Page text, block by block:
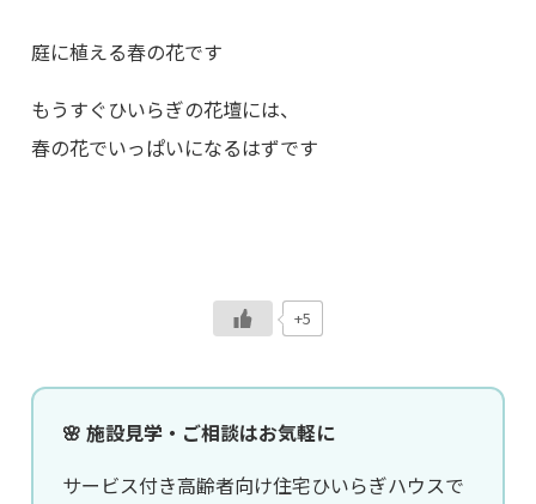
庭に植える春の花です
もうすぐひいらぎの花壇には、
春の花でいっぱいになるはずです
+5
🌸 施設見学・ご相談はお気軽に
サービス付き高齢者向け住宅ひいらぎハウスで